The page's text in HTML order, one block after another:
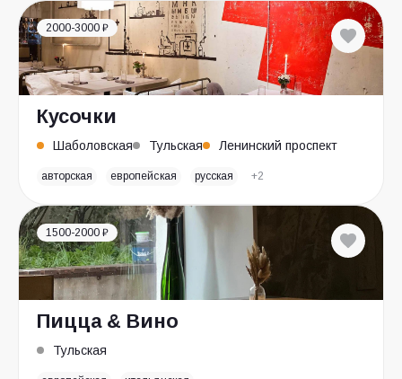
2000-3000 ₽
Кусочки
Шаболовская Тульская Ленинский проспект
авторская европейская русская +2
1500-2000 ₽
Пицца & Вино
Тульская